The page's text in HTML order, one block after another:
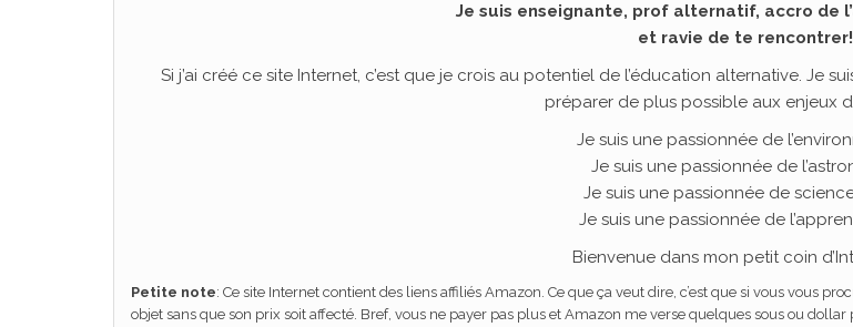
Je suis enseignante, prof alternatif, accro de
et ravie de te rencontrer!
Si j’ai créé ce site Internet, c’est que je crois au potentiel de l’éducation alternative. Je
préparer de plus possible aux enjeux
Je suis une passionnée de
Je suis une passionnée de
Je suis une passionnée de
Je suis une passionnée de
Bienvenue dans mon petit coin
Petite note: Ce site Internet contient des liens affiliés Amazon. Ce que ça veut dire, c’est que si vous vous
objet sans que son prix soit affecté. Bref, vous ne payer pas plus et Amazon me verse quelques sous ou